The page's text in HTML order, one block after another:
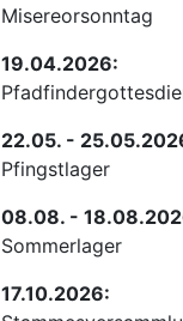
Misereorsonntag
19.04.2026:
22.05. -
Pfingstlager
08.08. -
Sommerlager
17.10.2026: